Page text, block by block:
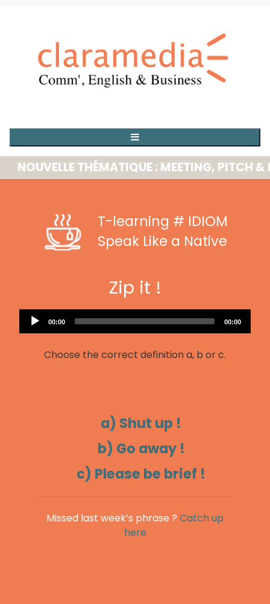
THÉMATIQUE : MEETING, PITCH &
T-learning # IDIOM
Speak Like a Native
Zip it !
Audio
Player
Current
00:00
Total
00:00
Choose the correct definition a, b or c.
a) Shut up !
b) Go away !
c) Please be brief !
Missed last week’s phrase ? Catch up
here